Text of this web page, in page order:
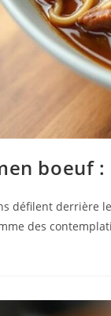
boeuf
défilent derrière
des